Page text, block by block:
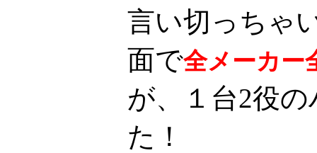
言い切っちゃ
面で全メーカー
が、１台2役
た！